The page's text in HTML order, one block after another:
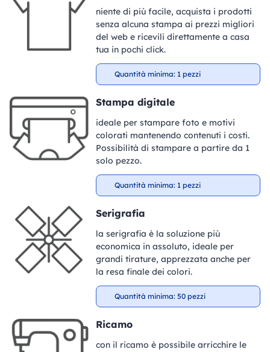
niente di più facile, acquista i prodotti
senza alcuna stampa ai prezzi migliori
del web e ricevili direttamente a casa
tua in pochi click.
Quantità minima: 1 pezzi
Stampa digitale
ideale per stampare foto e motivi
colorati mantenendo contenuti i costi.
Possibilità di stampare a partire da 1
solo pezzo.
Quantità minima: 1 pezzi
Serigrafia
la serigrafia è la soluzione più
economica in assoluto, ideale per
grandi tirature, apprezzata anche per
la resa finale dei colori.
Quantità minima: 50 pezzi
Ricamo
con il ricamo è possibile arricchire le